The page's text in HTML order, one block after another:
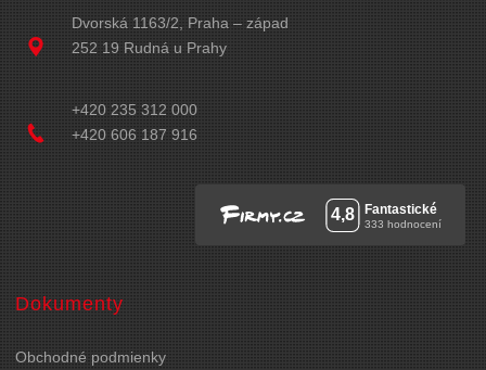
Dvorská 1163/2, Praha – západ
252 19 Rudná u Prahy
+420 235 312 000
+420 606 187 916
Dokumenty
Obchodné podmienky